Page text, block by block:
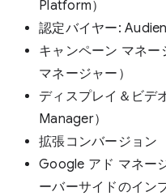
Platform）
認定バイヤー:
キャンペーン マネ
マネージャー）
ディスプレイ＆ビデ
Manager）
拡張コンバージョン
Google アド マネー
ーバーサイドのイン